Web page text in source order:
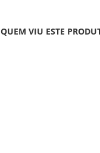
QUEM VIU ESTE